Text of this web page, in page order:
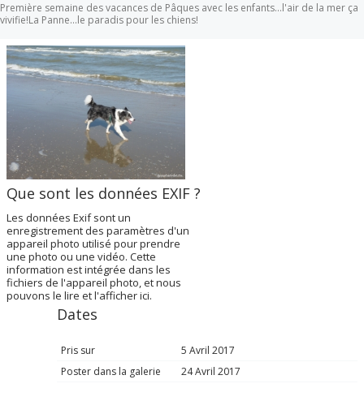
Première semaine des vacances de Pâques avec les enfants...l'air de la mer ça
vivifie!La Panne...le paradis pour les chiens!
Que sont les données EXIF ?
Les données Exif sont un
enregistrement des paramètres d'un
appareil photo utilisé pour prendre
une photo ou une vidéo. Cette
information est intégrée dans les
fichiers de l'appareil photo, et nous
pouvons le lire et l'afficher ici.
Dates
Pris sur
5 Avril 2017
Poster dans la galerie
24 Avril 2017